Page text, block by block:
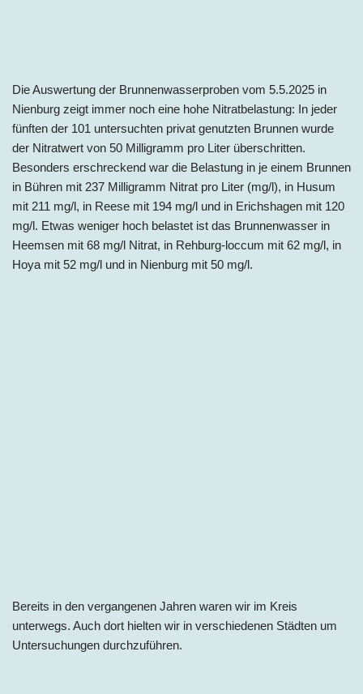
Die Auswertung der Brunnenwasserproben vom 5.5.2025 in
Nienburg zeigt immer noch eine hohe Nitratbelastung: In jeder
fünften der 101 untersuchten privat genutzten Brunnen wurde
der Nitratwert von 50 Milligramm pro Liter überschritten.
Besonders erschreckend war die Belastung in je einem Brunnen
in Bühren mit 237 Milligramm Nitrat pro Liter (mg/l), in Husum
mit 211 mg/l, in Reese mit 194 mg/l und in Erichshagen mit 120
mg/l. Etwas weniger hoch belastet ist das Brunnenwasser in
Heemsen mit 68 mg/l Nitrat, in Rehburg-loccum mit 62 mg/l, in
Hoya mit 52 mg/l und in Nienburg mit 50 mg/l.
Bereits in den vergangenen Jahren waren wir im Kreis
unterwegs. Auch dort hielten wir in verschiedenen Städten um
Untersuchungen durchzuführen.